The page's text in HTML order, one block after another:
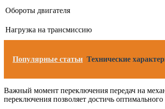
Обороты двигателя
Нагрузка на трансмиссию
Популярные статьи Технические
Важный момент переключения передач на
переключения позволяет достичь